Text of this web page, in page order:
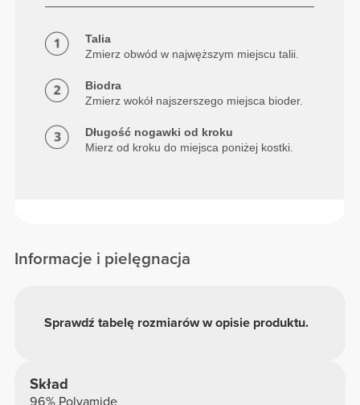
Talia
Zmierz obwód w najwęższym miejscu talii.
Biodra
Zmierz wokół najszerszego miejsca bioder.
Długość nogawki od kroku
Mierz od kroku do miejsca poniżej kostki.
Informacje i pielęgnacja
Sprawdź tabelę rozmiarów w opisie produktu.
Skład